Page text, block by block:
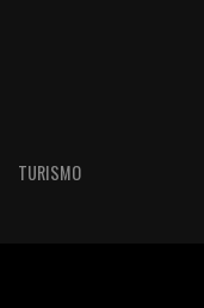
TURISMO